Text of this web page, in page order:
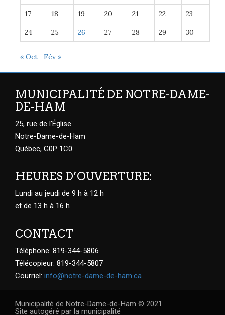
17 18 19 20 21 22 23
24 25 26 27 28 29 30
« Oct Fév »
MUNICIPALITÉ DE NOTRE-DAME-
DE-HAM
25, rue de l'Église
Notre-Dame-de-Ham
Québec, G0P 1C0
HEURES D’OUVERTURE:
Lundi au jeudi de 9 h à 12 h
et de 13 h à 16 h
CONTACT
Téléphone: 819-344-5806
Télécopieur: 819-344-5807
Courriel: info@notre-dame-de-ham.ca
Municipalité de Notre-Dame-de-Ham © 2021
Site autogéré par la municipalité